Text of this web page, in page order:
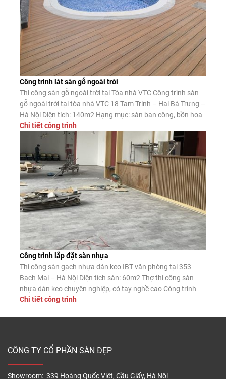
Công trình lát sàn gỗ ngoài trời
Thi công sàn gỗ ngoài trời tại Tòa nhà VTC Công trình sàn
gỗ ngoài trời tại tòa nhà VTC 18 Tam Trinh – Hai Bà Trưng –
Hà Nội Diện tích: 140m2 Hạng mục: sàn ban công, bồn hoa
gỗ ngoài trời Thi công sàn gỗ ngoài trời tại Lào Cai Công
trình trang […]
Chi tiết công trình
Công trình lắp đặt sàn nhựa
Thi công sàn gạch nhựa dán keo IBT văn phòng tại 353
Bạch Mai – Hà Nội Diện tích sàn: 60m2 Thợ thi công sàn
nhựa dán keo chuyên nghiệp, có tay nghề cao Công trình
sàn nhựa hèm khóa Ecoclick 904 giả bê tông dày 4mm tại
Chi tiết công trình
CÔNG TY CỔ PHẦN SÀN ĐẸP
Showroom: 339 Hoàng Quốc Việt, Cầu Giấy, Hà Nội